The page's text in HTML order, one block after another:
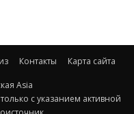
Контакты Карта сайта
Asia
с указанием активной